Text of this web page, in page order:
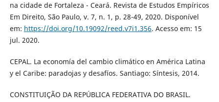
na cidade de Fortaleza - Ceará. Revista de Estudos Empíricos
Em Direito, São Paulo, v. 7, n. 1, p. 28-49, 2020. Disponível
em: https://doi.org/10.19092/reed.v7i1.356. Acesso em: 15
jul. 2020.
CEPAL. La economía del cambio climático en América Latina
y el Caribe: paradojas y desafíos. Santiago: Síntesis, 2014.
CONSTITUIÇÃO DA REPÚBLICA FEDERATIVA DO BRASIL.